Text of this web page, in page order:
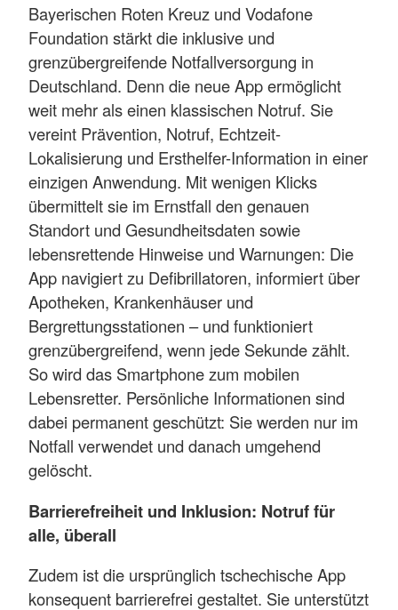
Bayerischen Roten Kreuz und Vodafone
Foundation stärkt die inklusive und
grenzübergreifende Notfallversorgung in
Deutschland. Denn die neue App ermöglicht
weit mehr als einen klassischen Notruf. Sie
vereint Prävention, Notruf, Echtzeit-
Lokalisierung und Ersthelfer-Information in einer
einzigen Anwendung. Mit wenigen Klicks
übermittelt sie im Ernstfall den genauen
Standort und Gesundheitsdaten sowie
lebensrettende Hinweise und Warnungen: Die
App navigiert zu Defibrillatoren, informiert über
Apotheken, Krankenhäuser und
Bergrettungsstationen – und funktioniert
grenzübergreifend, wenn jede Sekunde zählt.
So wird das Smartphone zum mobilen
Lebensretter. Persönliche Informationen sind
dabei permanent geschützt: Sie werden nur im
Notfall verwendet und danach umgehend
gelöscht.
Barrierefreiheit und Inklusion: Notruf für
alle, überall
Zudem ist die ursprünglich tschechische App
konsequent barrierefrei gestaltet. Sie unterstützt